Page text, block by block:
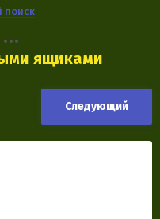
поиск
ящиками
Следующий